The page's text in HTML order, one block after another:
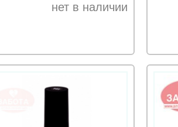
нет в наличии